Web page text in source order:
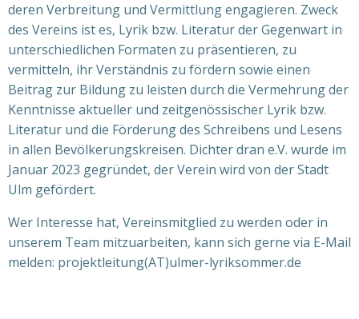
deren Verbreitung und Vermittlung engagieren. Zweck
des Vereins ist es, Lyrik bzw. Literatur der Gegenwart in
unterschiedlichen Formaten zu präsentieren, zu
vermitteln, ihr Verständnis zu fördern sowie einen
Beitrag zur Bildung zu leisten durch die Vermehrung der
Kenntnisse aktueller und zeitgenössischer Lyrik bzw.
Literatur und die Förderung des Schreibens und Lesens
in allen Bevölkerungskreisen. Dichter dran e.V. wurde im
Januar 2023 gegründet, der Verein wird von der Stadt
Ulm gefördert.
Wer Interesse hat, Vereinsmitglied zu werden oder in
unserem Team mitzuarbeiten, kann sich gerne via E-Mail
melden: projektleitung(AT)ulmer-lyriksommer.de